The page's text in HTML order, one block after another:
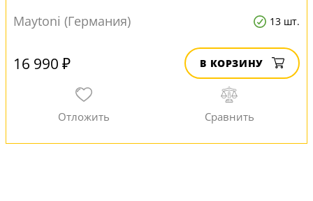
Maytoni (Германия) 13 шт.
16 990 ₽ В КОРЗИНУ